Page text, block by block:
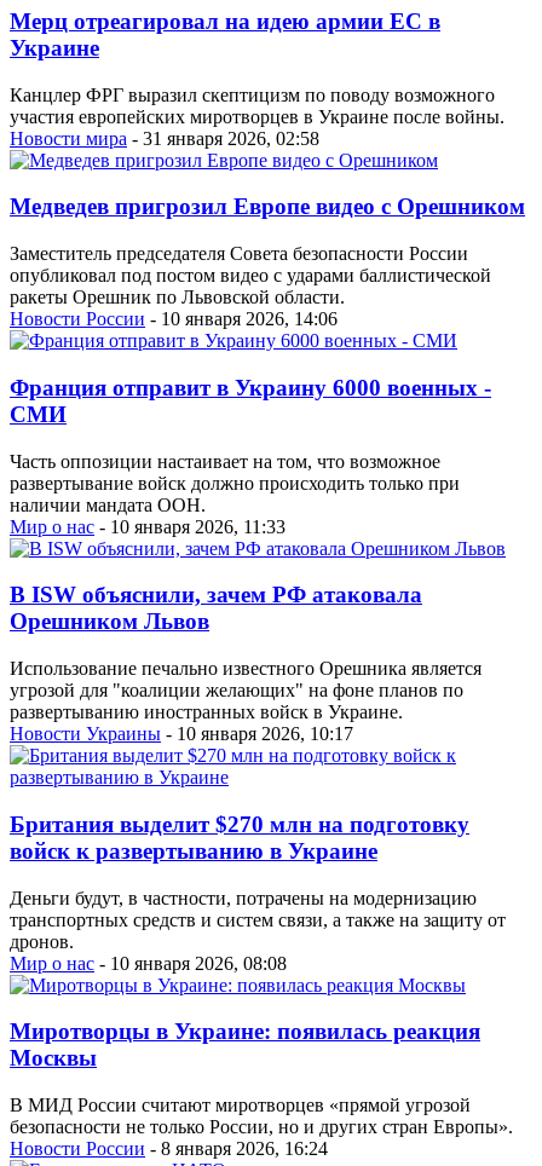
Мерц отреагировал на идею армии ЕС в
Украине
Канцлер ФРГ выразил скептицизм по поводу возможного
участия европейских миротворцев в Украине после войны.
Новости мира - 31 января 2026, 02:58
Медведев пригрозил Европе видео с Орешником
Заместитель председателя Совета безопасности России
опубликовал под постом видео с ударами баллистической
ракеты Орешник по Львовской области.
Новости России - 10 января 2026, 14:06
Франция отправит в Украину 6000 военных -
СМИ
Часть оппозиции настаивает на том, что возможное
развертывание войск должно происходить только при
наличии мандата ООН.
Мир о нас - 10 января 2026, 11:33
В ISW объяснили, зачем РФ атаковала
Орешником Львов
Использование печально известного Орешника является
угрозой для "коалиции желающих" на фоне планов по
развертыванию иностранных войск в Украине.
Новости Украины - 10 января 2026, 10:17
Британия выделит $270 млн на подготовку
войск к развертыванию в Украине
Деньги будут, в частности, потрачены на модернизацию
транспортных средств и систем связи, а также на защиту от
дронов.
Мир о нас - 10 января 2026, 08:08
Миротворцы в Украине: появилась реакция
Москвы
В МИД России считают миротворцев «прямой угрозой
безопасности не только России, но и других стран Европы».
Новости России - 8 января 2026, 16:24